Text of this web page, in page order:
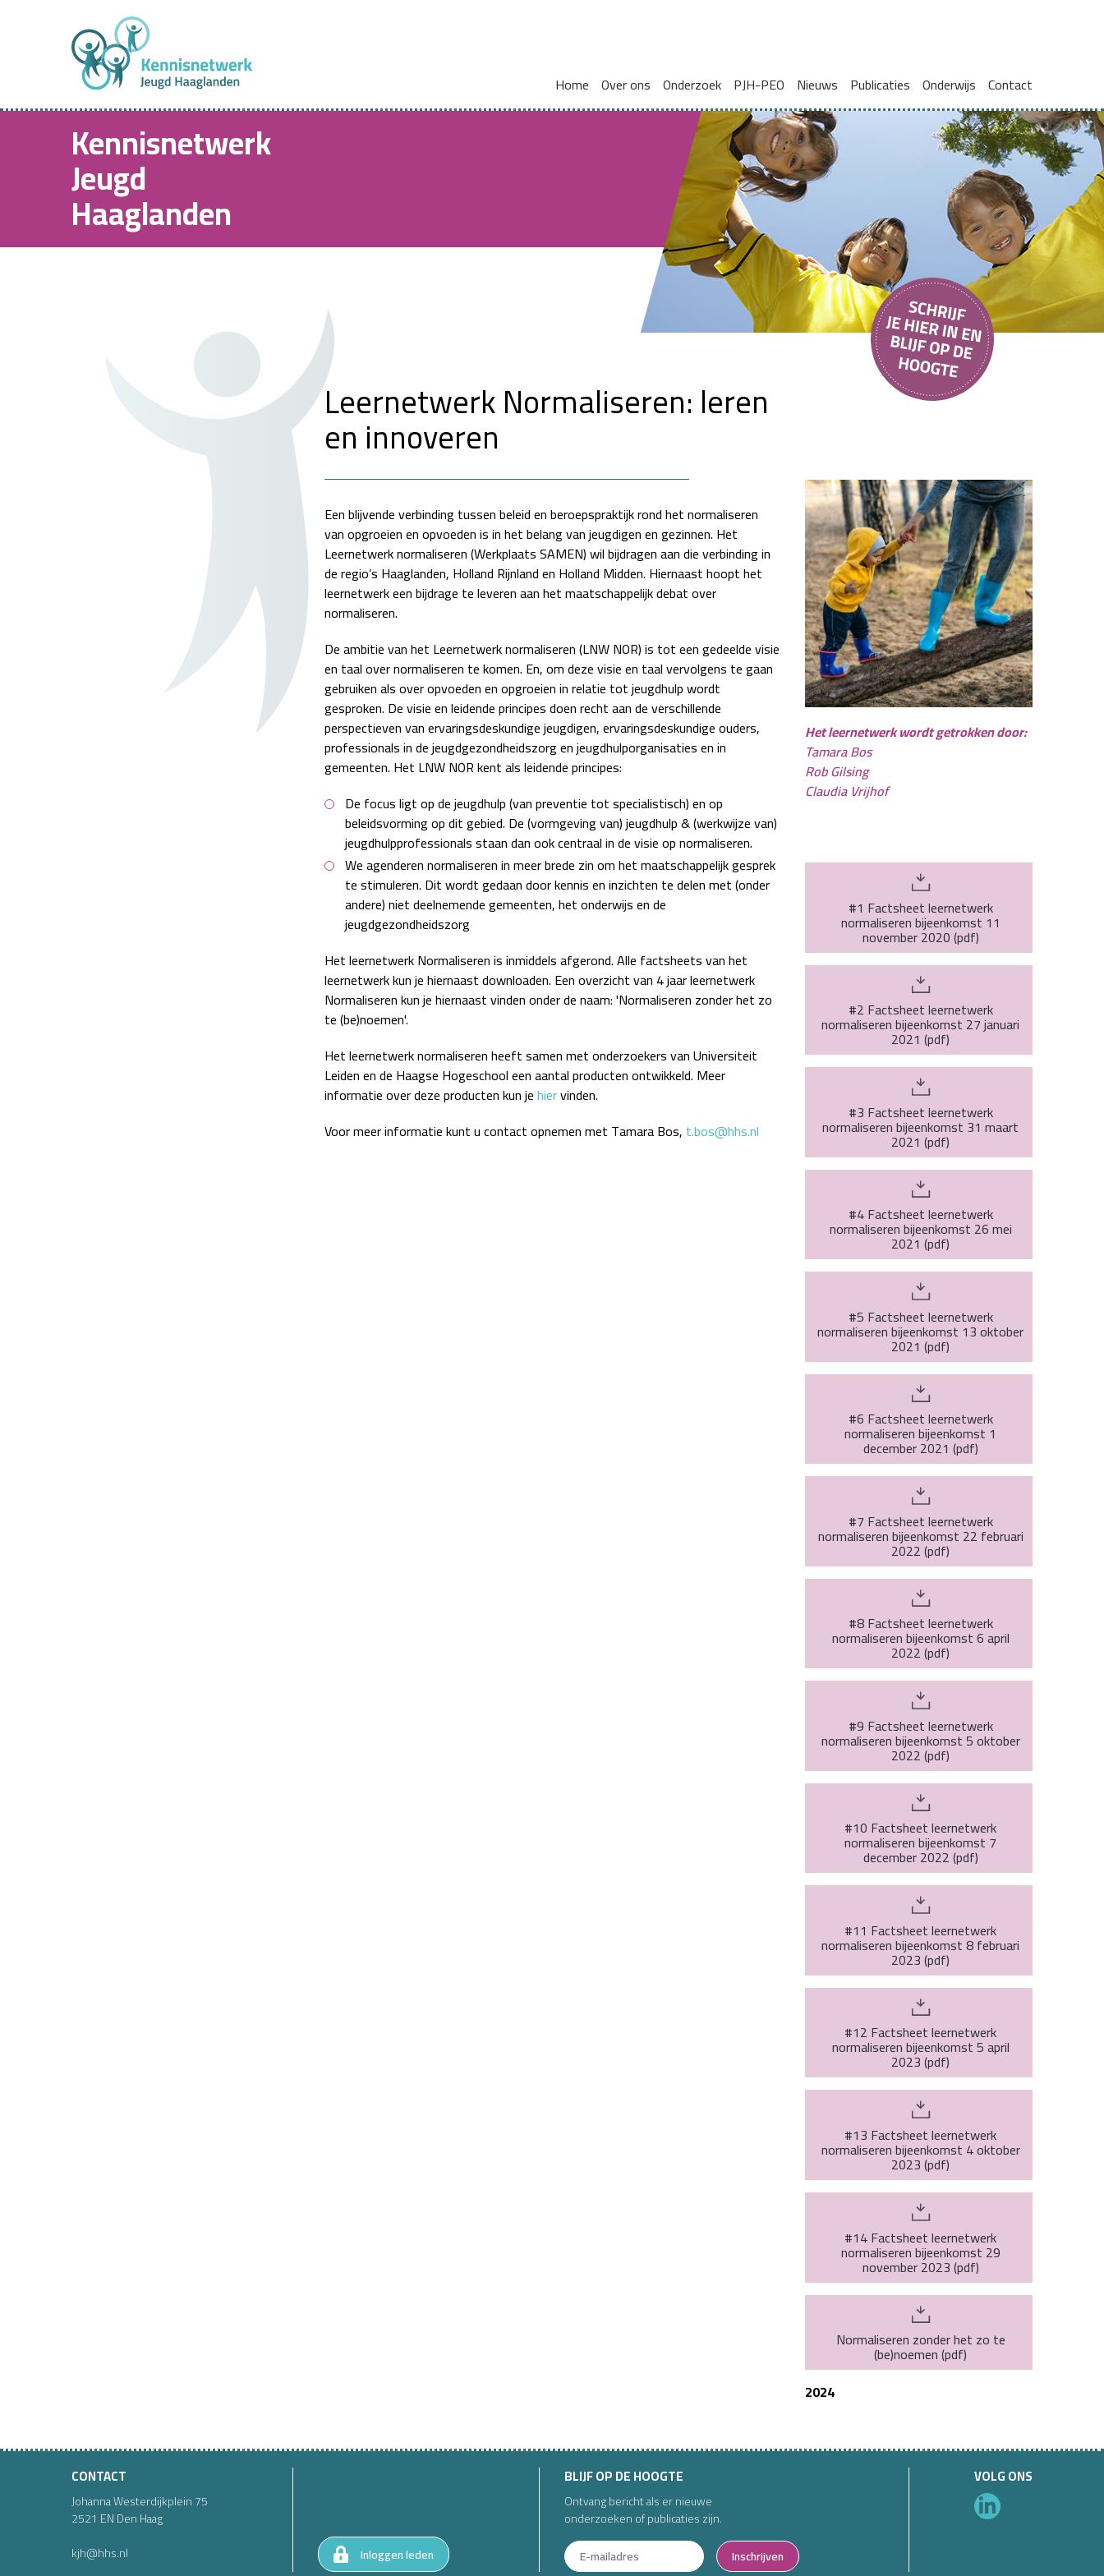
Home Over ons
Vacatures
Onderzoek
Normaliseren en versterken pedagogische basis
PJH-PEO Nieuws Publicaties
Onderzoeksrapporten
Blogs
Onderwijs
Zorgcoördinatie voor gezinnen met complexe problemen
HBO Skills II
Contact
Kennisnetwerk
Jeugd
Haaglanden
Leernetwerk Normaliseren: leren
en innoveren
Een blijvende verbinding tussen beleid en beroepspraktijk rond het normaliseren
van opgroeien en opvoeden is in het belang van jeugdigen en gezinnen. Het
Leernetwerk normaliseren (Werkplaats SAMEN) wil bijdragen aan die verbinding in
de regio’s Haaglanden, Holland Rijnland en Holland Midden. Hiernaast hoopt het
leernetwerk een bijdrage te leveren aan het maatschappelijk debat over
normaliseren.
De ambitie van het Leernetwerk normaliseren (LNW NOR) is tot een gedeelde visie
en taal over normaliseren te komen. En, om deze visie en taal vervolgens te gaan
gebruiken als over opvoeden en opgroeien in relatie tot jeugdhulp wordt
gesproken. De visie en leidende principes doen recht aan de verschillende
perspectieven van ervaringsdeskundige jeugdigen, ervaringsdeskundige ouders,
professionals in de jeugdgezondheidszorg en jeugdhulporganisaties en in
gemeenten. Het LNW NOR kent als leidende principes:
De focus ligt op de jeugdhulp (van preventie tot specialistisch) en op
beleidsvorming op dit gebied. De (vormgeving van) jeugdhulp & (werkwijze van)
jeugdhulpprofessionals staan dan ook centraal in de visie op normaliseren.
We agenderen normaliseren in meer brede zin om het maatschappelijk gesprek
te stimuleren. Dit wordt gedaan door kennis en inzichten te delen met (onder
andere) niet deelnemende gemeenten, het onderwijs en de
jeugdgezondheidszorg
Het leernetwerk Normaliseren is inmiddels afgerond. Alle factsheets van het
leernetwerk kun je hiernaast downloaden. Een overzicht van 4 jaar leernetwerk
Normaliseren kun je hiernaast vinden onder de naam: 'Normaliseren zonder het zo
te (be)noemen'.
Het leernetwerk normaliseren heeft samen met onderzoekers van Universiteit
Leiden en de Haagse Hogeschool een aantal producten ontwikkeld. Meer
informatie over deze producten kun jehiervinden.
Voor meer informatie kunt u contact opnemen met Tamara Bos, t.bos@hhs.nl
Het leernetwerk wordt getrokken door:
Tamara Bos
Rob Gilsing
Claudia Vrijhof
#1 Factsheet leernetwerk
normaliseren bijeenkomst 11
november 2020(pdf)
#2 Factsheet leernetwerk
normaliseren bijeenkomst 27 januari
2021 (pdf)
#3 Factsheet leernetwerk
normaliseren bijeenkomst 31 maart
2021 (pdf)
#4 Factsheet leernetwerk
normaliseren bijeenkomst 26 mei
2021 (pdf)
#5 Factsheet leernetwerk
normaliseren bijeenkomst 13 oktober
2021 (pdf)
#6 Factsheet leernetwerk
normaliseren bijeenkomst 1
december 2021 (pdf)
#7 Factsheet leernetwerk
normaliseren bijeenkomst 22 februari
2022(pdf)
#8 Factsheet leernetwerk
normaliseren bijeenkomst 6 april
2022(pdf)
#9 Factsheet leernetwerk
normaliseren bijeenkomst 5 oktober
2022(pdf)
#10 Factsheet leernetwerk
normaliseren bijeenkomst 7
december 2022(pdf)
#11 Factsheet leernetwerk
normaliseren bijeenkomst 8 februari
2023(pdf)
#12 Factsheet leernetwerk
normaliseren bijeenkomst 5 april
2023(pdf)
#13 Factsheet leernetwerk
normaliseren bijeenkomst 4 oktober
2023(pdf)
#14 Factsheet leernetwerk
normaliseren bijeenkomst 29
november 2023(pdf)
Normaliseren zonder het zo te
(be)noemen(pdf)
2024
CONTACT
Johanna Westerdijkplein75
2521 ENDen Haag
kjh@hhs.nl
Inloggen leden
BLIJF OP DE HOOGTE
Ontvang bericht als er nieuwe
onderzoeken of publicaties zijn.
Inschrijven
VOLG ONS